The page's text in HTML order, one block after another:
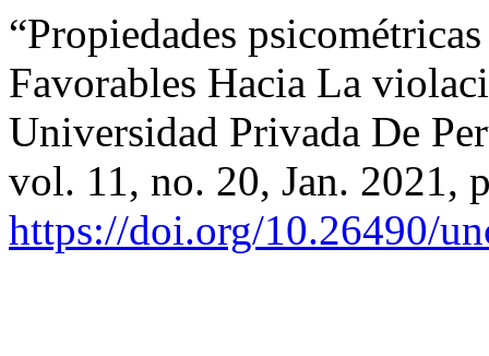
“Propiedades
Favorables Hacia La
Universidad Privada De
vol. 11, no. 20, Jan. 2021,
https://doi.org/10.26490/